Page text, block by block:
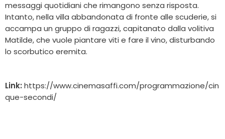
messaggi quotidiani che rimangono senza risposta.
Intanto, nella villa abbandonata di fronte alle scuderie, si
accampa un gruppo di ragazzi, capitanato dalla volitiva
Matilde, che vuole piantare viti e fare il vino, disturbando
lo scorbutico eremita.
Link: https://www.cinemasaffi.com/programmazione/cin
que-secondi/